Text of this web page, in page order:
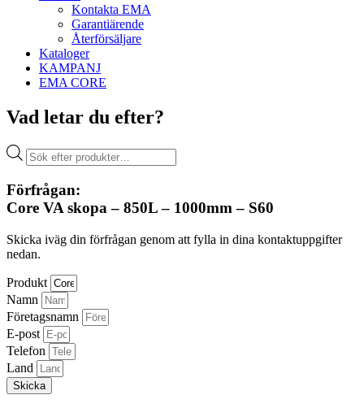
Kontakta EMA
Garantiärende
Återförsäljare
Kataloger
KAMPANJ
EMA CORE
Vad letar du efter?
Produktsökning
Förfrågan:
Core VA skopa – 850L – 1000mm – S60
Skicka iväg din förfrågan genom att fylla in dina kontaktuppgifter
nedan.
Produkt
Namn
Företagsnamn
E-post
Telefon
Land
Skicka